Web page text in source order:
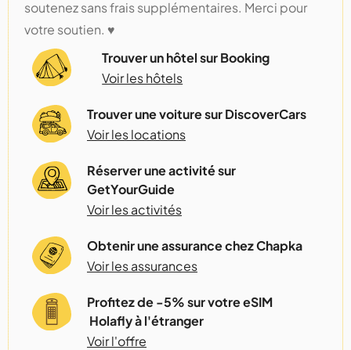
soutenez sans frais supplémentaires. Merci pour
votre soutien. ♥️
Trouver un hôtel sur Booking
Voir les hôtels
Trouver une voiture sur DiscoverCars
Voir les locations
Réserver une activité sur
GetYourGuide
Voir les activités
Obtenir une assurance chez Chapka
Voir les assurances
Profitez de -5% sur votre eSIM
Holafly à l'étranger
Voir l'offre